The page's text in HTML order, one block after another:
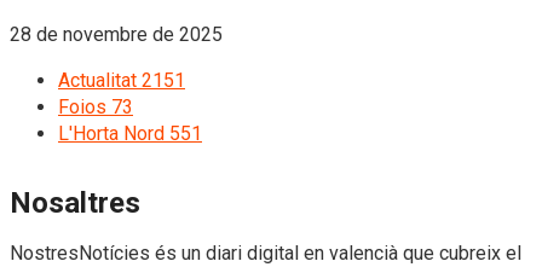
28 de novembre de 2025
Actualitat 2151
Foios 73
L'Horta Nord 551
Nosaltres
NostresNotícies és un diari digital en valencià que cubreix el